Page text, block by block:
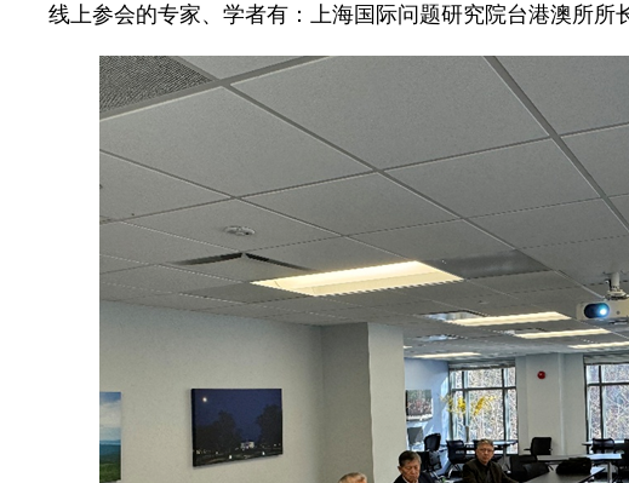
线上参会的专家、学者有：上海国际问题研究院台港澳所所